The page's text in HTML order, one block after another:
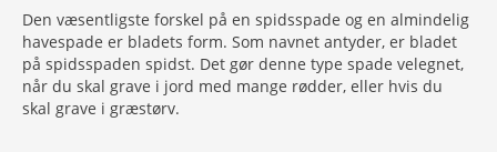
Den væsentligste forskel på en spidsspade og en almindelig
havespade er bladets form. Som navnet antyder, er bladet
på spidsspaden spidst. Det gør denne type spade velegnet,
når du skal grave i jord med mange rødder, eller hvis du
skal grave i græstørv.